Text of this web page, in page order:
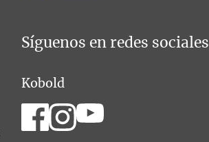
Síguenos en redes sociales
Kobold